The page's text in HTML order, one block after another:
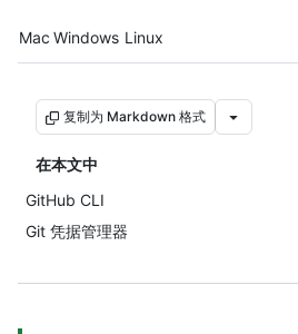
Platform navigation
Mac Windows Linux
复制为 Markdown 格式
在本文中
GitHub CLI
Git 凭据管理器